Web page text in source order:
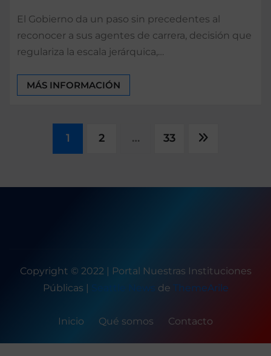
El Gobierno da un paso sin precedentes al
reconocer a sus agentes de carrera, decisión que
regulariza la escala jerárquica,…
MÁS INFORMACIÓN
Paginación
1 2 … 33
Copyright © 2022 | Portal Nuestras Instituciones
Públicas
Seattle News de ThemeArile
Inicio Qué somos Contacto